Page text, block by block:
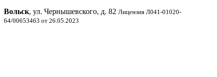
Вольск, ул. Чернышевского, д. 82 Лицензия Л041-01020-
64/00653463 от 26.05.2023